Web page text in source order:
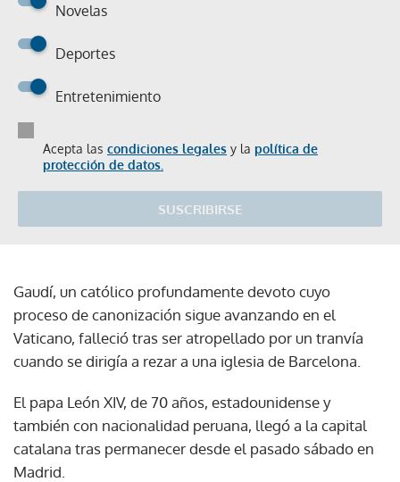
Novelas
Deportes
Entretenimiento
Acepta las condiciones legales y la política de
protección de datos.
SUSCRIBIRSE
Gaudí, un católico profundamente devoto cuyo
proceso de canonización sigue avanzando en el
Vaticano, falleció tras ser atropellado por un tranvía
cuando se dirigía a rezar a una iglesia de Barcelona.
El papa León XIV, de 70 años, estadounidense y
también con nacionalidad peruana, llegó a la capital
catalana tras permanecer desde el pasado sábado en
Madrid.